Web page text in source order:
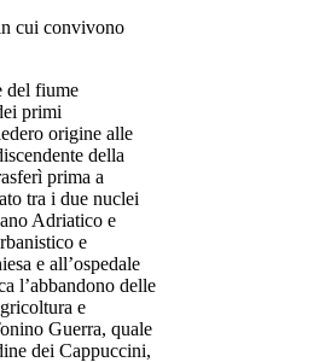
cui convivono
del fiume
primi
origine alle
della
prima a
tra i due nuclei
Adriatico e
e
e all’ospedale
l’abbandono delle
e
Guerra, quale
dei Cappuccini,